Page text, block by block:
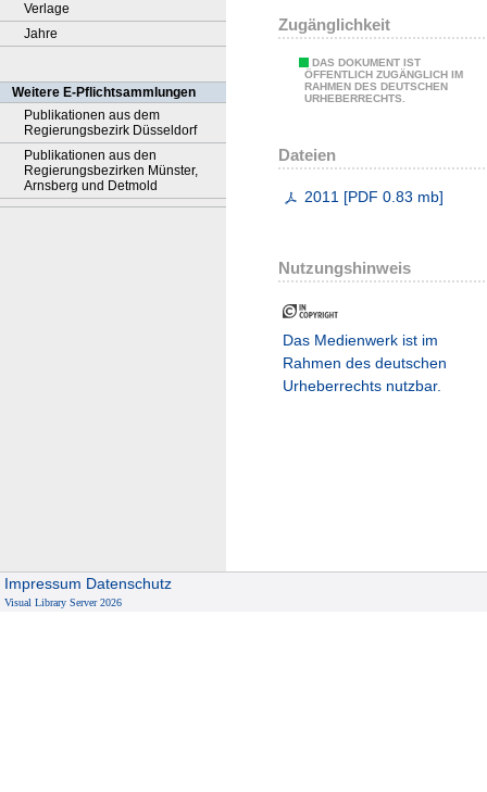
Verlage
Jahre
Weitere E-Pflichtsammlungen
Publikationen aus dem
Regierungsbezirk Düsseldorf
Publikationen aus den
Regierungsbezirken Münster,
Arnsberg und Detmold
Zugänglichkeit
DAS DOKUMENT IST
ÖFFENTLICH ZUGÄNGLICH IM
RAHMEN DES DEUTSCHEN
URHEBERRECHTS.
Dateien
2011 [PDF 0.83 mb]
Nutzungshinweis
Das Medienwerk ist im
Rahmen des deutschen
Urheberrechts nutzbar.
Impressum Datenschutz
Visual Library Server 2026